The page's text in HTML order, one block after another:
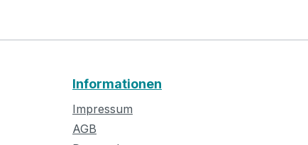
Informationen
Impressum
AGB